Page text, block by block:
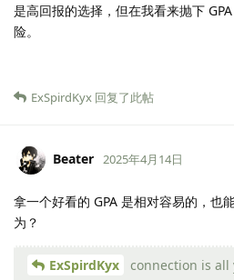
是高回报的选择，但在我看来抛下
险。
ExSpirdKyx 回复了此帖
Beater 2025年4月14日
拿一个好看的 GPA 是相对容易的，也
为？
ExSpirdKyx connection is all